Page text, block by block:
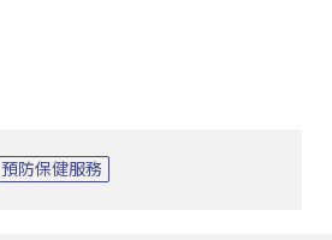
預防保健服務